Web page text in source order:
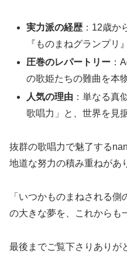
実力派の経歴 ：12歳か
『ものまねグランプリ
圧巻のレパートリー ：
の歌姫たちの難曲を本
人気の理由 ：単なる真
歌唱力」と、世界を見
抜群の歌唱力で魅了する
地道な努力の積み重ねがあ
「いつかものまねされる
の大きな夢を、これからも
最後までご覧下さりありが